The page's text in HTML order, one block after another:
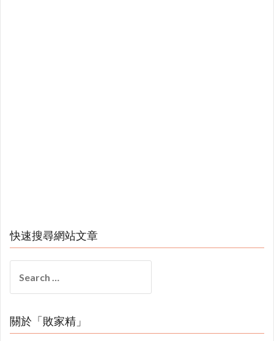
快速搜尋網站文章
for:
關於「敗家精」